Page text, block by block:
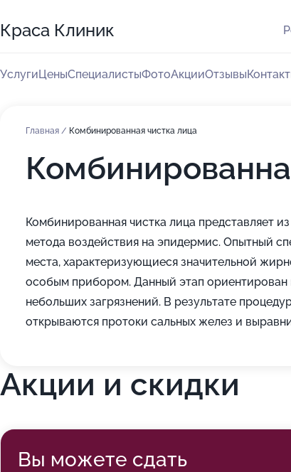
Краса Клиник
УслугиЦеныСпециалистыФотоАкцииОтзывы
Главная / Комбинированная чистка лица
Комбинированная чистка лица представляет
метода воздействия на эпидермис. Опытный
места, характеризующиеся значительной
особым прибором. Данный этап ориентирован
небольших загрязнений. В результате
открываются протоки сальных желез и
Акции и скидки
Вы можете сдать